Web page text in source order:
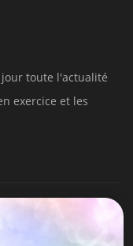
jour toute l'actualité
exercice et les